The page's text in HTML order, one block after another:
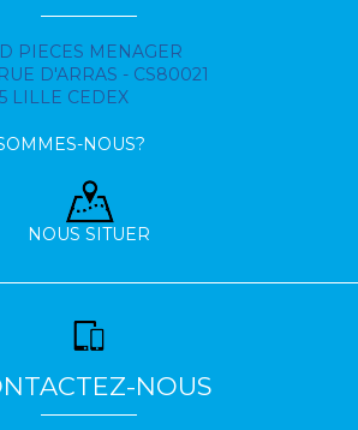
PIECES MENAGER
D'ARRAS - CS80021
LILLE CEDEX
NOUS?
NOUS SITUER
NOUS